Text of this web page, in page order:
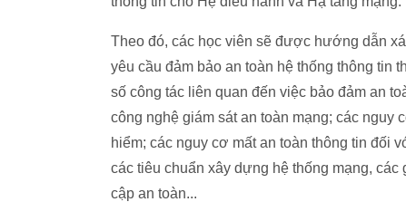
Theo đó, các học viên sẽ được hướng dẫn
yêu cầu đảm bảo an toàn hệ thống thông tin
số công tác liên quan đến việc bảo đảm an
công nghệ giám sát an toàn mạng; các nguy
hiểm; các nguy cơ mất an toàn thông tin đối
các tiêu chuẩn xây dựng hệ thống mạng,
cập an toàn...